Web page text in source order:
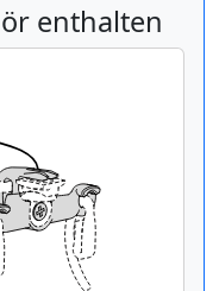
enthalten